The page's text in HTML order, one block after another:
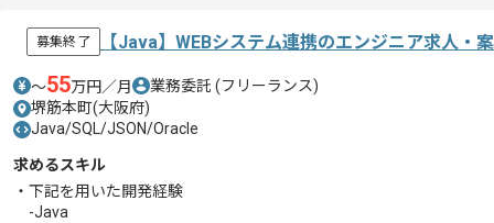
募集終了 【Java】WEBシステム連携のエンジニア求人・
〜55万円／月 業務委託 (フリーランス)
堺筋本町(大阪府)
Java/SQL/JSON/Oracle
求めるスキル
・下記を用いた開発経験
-Java